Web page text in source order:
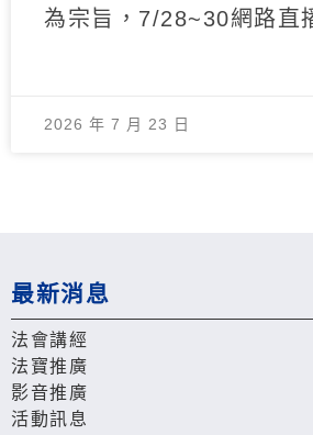
為宗旨，7/28~30網路直
2026 年 7 月 23 日
最新消息
法會講經
法寶推廣
影音推廣
活動訊息